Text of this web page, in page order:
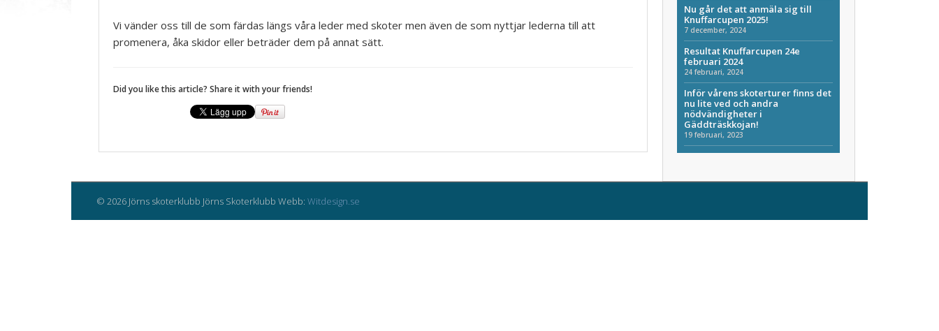
Vi vänder oss till de som färdas längs våra leder med skoter men även de som nyttjar lederna till att
promenera, åka skidor eller beträder dem på annat sätt.
Did you like this article? Share it with your friends!
Nu går det att anmäla sig till
Knuffarcupen 2025!
7 december, 2024
Resultat Knuffarcupen 24e
februari 2024
24 februari, 2024
Inför vårens skoterturer finns det
nu lite ved och andra
nödvändigheter i
Gäddträskkojan!
19 februari, 2023
© 2026 Jörns skoterklubb Jörns Skoterklubb Webb:Witdesign.se